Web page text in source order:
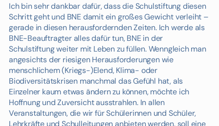
Ich bin sehr dankbar dafür, dass die Schulstiftung diesen
Schritt geht und BNE damit ein großes Gewicht verleiht –
gerade in diesen herausfordernden Zeiten. Ich werde als
BNE-Beauftragter alles dafür tun, BNE in der
Schulstiftung weiter mit Leben zu füllen. Wenngleich man
angesichts der riesigen Herausforderungen wie
menschlichem (Kriegs-)Elend, Klima- oder
Biodiversitätskrisen manchmal das Gefühl hat, als
Einzelner kaum etwas ändern zu können, möchte ich
Hoffnung und Zuversicht ausstrahlen. In allen
Veranstaltungen, die wir für Schülerinnen und Schüler,
Lehrkräfte und Schulleitungen anbieten werden, soll eine